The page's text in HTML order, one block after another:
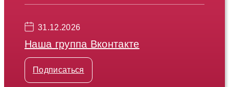
31.12.2026
Наша группа Вконтакте
Подписаться